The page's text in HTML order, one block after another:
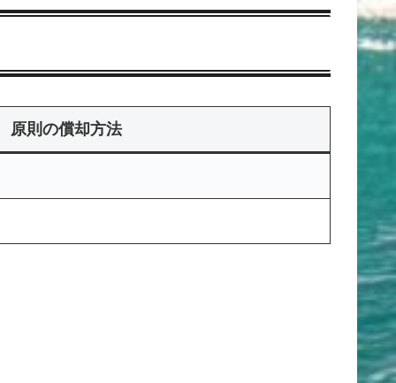
原則の償却方法